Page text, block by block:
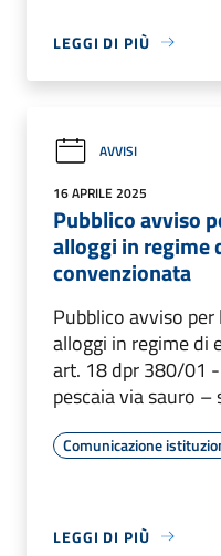
LEGGI DI PIÙ
AVVISI
16 APRILE 2025
Pubblico avviso
alloggi in regime
convenzionata
Pubblico avviso
alloggi in regime di
art. 18 dpr 380/01
pescaia via sauro
Comunicazione
LEGGI DI PIÙ